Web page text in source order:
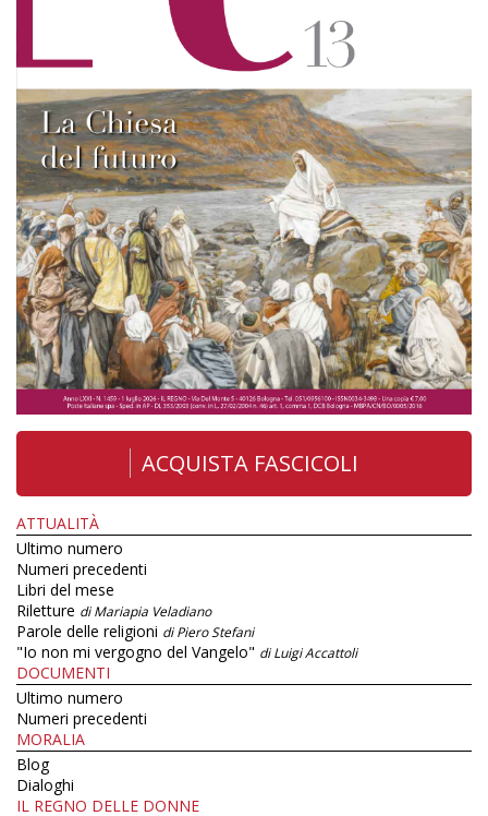
ACQUISTA FASCICOLI
ATTUALITÀ
Ultimo numero
Numeri precedenti
Libri del mese
Riletture di Mariapia Veladiano
Parole delle religioni di Piero Stefani
"Io non mi vergogno del Vangelo" di Luigi Accattoli
DOCUMENTI
Ultimo numero
Numeri precedenti
MORALIA
Blog
Dialoghi
IL REGNO DELLE DONNE